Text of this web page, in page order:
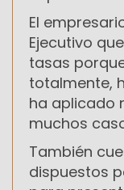
El
Ejecutivo
tasas
totalmente,
ha aplicado
muchos
También
dispuestos